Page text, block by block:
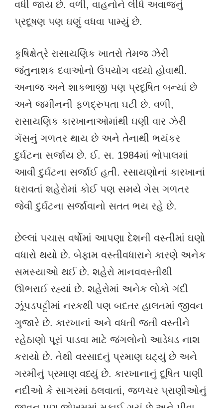
વધી જાય છે. વળી, વાહનોને લીધે અવાજનું
પ્રદૂષણ પણ ઘણું વધવા પામ્યું છે.
કૃષિક્ષેત્રે રાસાયણિક ખાતરો તેમજ ઝેરી
જંતુનાશક દવાઓનો ઉપયોગ વધ્યો હોવાથી.
અનાજ અને શાકભાજી પણ પ્રદૂષિત બન્યાં છે
અને જમીનની ફળદ્રુપતા ઘટી છે. વળી,
રાસાયણિક કારખાનાઓમાંથી ઘણી વાર ઝેરી
ગૅસનું ગળતર થાય છે અને તેનાથી ભયંકર
દુર્ઘટના સર્જાય છે. ઈ. સ. 1984માં ભોપાલમાં
આવી દુર્ઘટના સર્જાઈ હતી. રસાયણોનાં કારખાનાં
ધરાવતાં શહેરોમાં કોઈ પણ સમયે ગેસ ગળતર
જેવી દુર્ઘટના સર્જાવાનો સતત ભય રહે છે.
છેલ્લાં પચાસ વર્ષોમાં આપણા દેશની વસ્તીમાં ઘણો
વધારો થયો છે. બેફામ વસ્તીવધારાને કારણે અનેક
સમસ્યાઓ થઈ છે. શહેરો માનવવસ્તીથી
ઊભરાઈ રહ્યાં છે. શહેરોમાં અનેક લોકો ગંદી
ઝૂંપડપટ્ટીમાં નરકથી પણ બદતર હાલતમાં જીવન
ગુજારે છે. કારખાનાં અને વધતી જતી વસ્તીને
રહેઠાણો પૂરાં પાડવા માટે જંગલોનો આડેધડ નાશ
કરાયો છે. તેથી વરસાદનું પ્રમાણ ઘટ્યું છે અને
ગરમીનું પ્રમાણ વધ્યું છે. કારખાનાનું દૂષિત પાણી
નદીઓ કે સાગરમાં ઠલવાતાં, જળચર પ્રાણીઓનું